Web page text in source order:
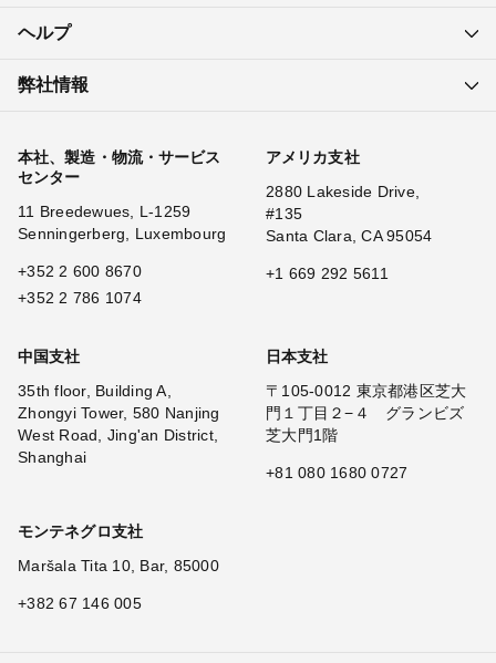
ヘルプ
弊社情報
本社、製造・物流・サービス
センター
11 Breedewues, L-1259
Senningerberg, Luxembourg
+352 2 600 8670
+352 2 786 1074
アメリカ支社
2880 Lakeside Drive,
#135
Santa Clara, CA 95054
+1 669 292 5611
中国支社
35th floor, Building A,
Zhongyi Tower, 580 Nanjing
West Road, Jing'an District,
Shanghai
日本支社
〒105-0012 東京都港区芝大
門１丁目２−４ グランビズ
芝大門1階
+81 080 1680 0727
モンテネグロ支社
Maršala Tita 10, Bar, 85000
+382 67 146 005